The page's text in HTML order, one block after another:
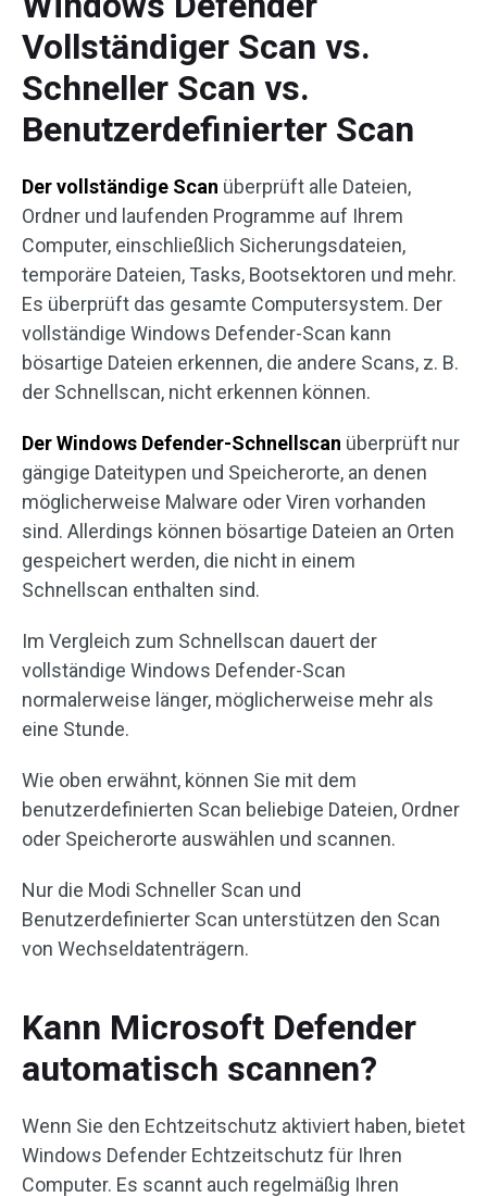
Vollständiger Scan vs.
Schneller Scan vs.
Benutzerdefinierter Scan
Der vollständige Scan überprüft alle Dateien,
Ordner und laufenden Programme auf Ihrem
Computer, einschließlich Sicherungsdateien,
temporäre Dateien, Tasks, Bootsektoren und mehr.
Es überprüft das gesamte Computersystem. Der
vollständige Windows Defender-Scan kann
bösartige Dateien erkennen, die andere Scans, z. B.
der Schnellscan, nicht erkennen können.
Der Windows Defender-Schnellscan überprüft nur
gängige Dateitypen und Speicherorte, an denen
möglicherweise Malware oder Viren vorhanden
sind. Allerdings können bösartige Dateien an Orten
gespeichert werden, die nicht in einem
Schnellscan enthalten sind.
Im Vergleich zum Schnellscan dauert der
vollständige Windows Defender-Scan
normalerweise länger, möglicherweise mehr als
eine Stunde.
Wie oben erwähnt, können Sie mit dem
benutzerdefinierten Scan beliebige Dateien, Ordner
oder Speicherorte auswählen und scannen.
Nur die Modi Schneller Scan und
Benutzerdefinierter Scan unterstützen den Scan
von Wechseldatenträgern.
Kann Microsoft Defender
automatisch scannen?
Wenn Sie den Echtzeitschutz aktiviert haben, bietet
Windows Defender Echtzeitschutz für Ihren
Computer. Es scannt auch regelmäßig Ihren